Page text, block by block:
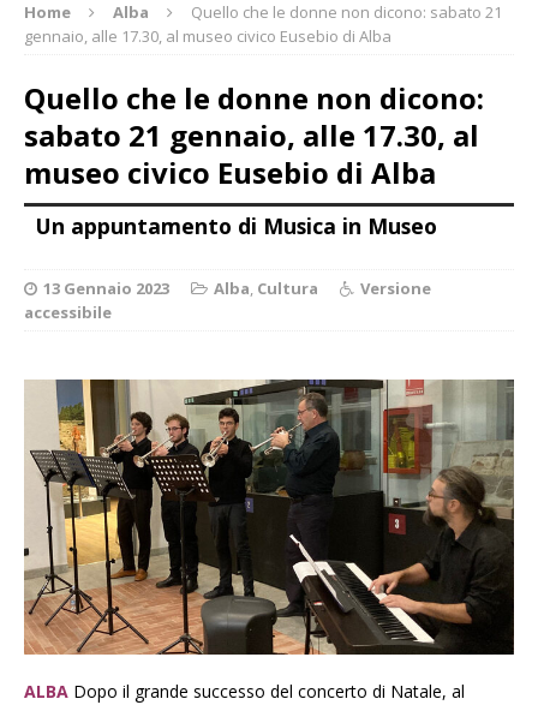
Home Alba
Quello che le donne non dicono: sabato 21
gennaio, alle 17.30, al museo civico Eusebio di Alba
Quello che le donne non dicono:
sabato 21 gennaio, alle 17.30, al
museo civico Eusebio di Alba
Un appuntamento di Musica in Museo
13 Gennaio 2023 Alba, Cultura
Versione
accessibile
ALBA Dopo il grande successo del concerto di Natale, al